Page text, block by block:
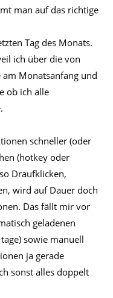
man auf das richtige
Tag des Monats.
ich über die von
Monatsanfang und
ob ich alle
schneller (oder
(hotkey oder
Draufklicken,
wird auf Dauer doch
Das fällt mir vor
geladenen
sowie manuell
ja gerade
sonst alles doppelt